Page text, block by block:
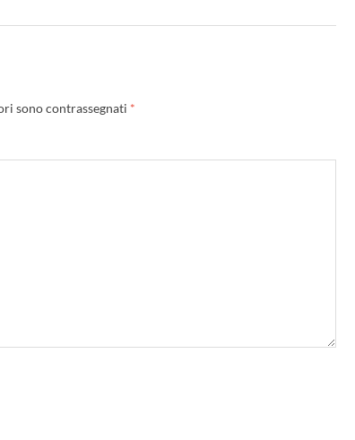
sono contrassegnati *